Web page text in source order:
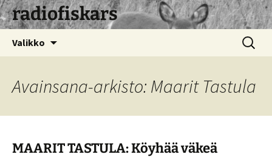
radiofiskars
Valikko Haku:
Avainsana-arkisto: Maarit Tastula
MAARIT TASTULA: Köyhää väkeä